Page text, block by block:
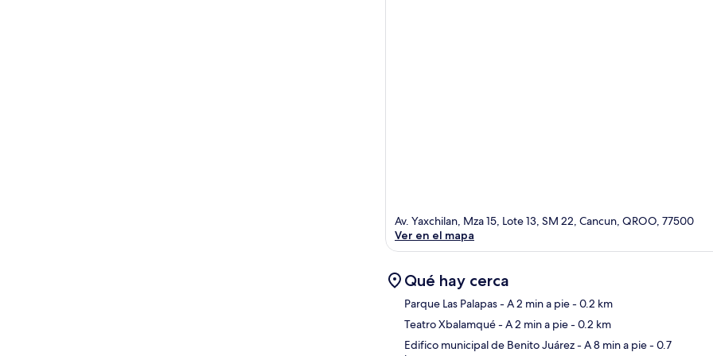
Av. Yaxchilan, Mza 15, Lote 13, SM 22, Cancun, QROO, 77500
Ver en el mapa
Qué hay cerca
Parque Las Palapas- A 2 min a pie- 0.2 km
Teatro Xbalamqué- A 2 min a pie- 0.2 km
Edifico municipal de Benito Juárez- A 8 min a pie- 0.7